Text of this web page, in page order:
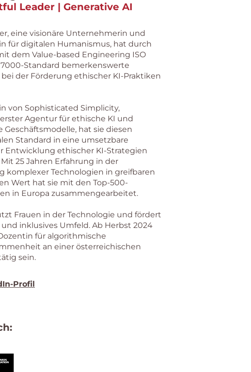
Leader | Generative AI
eine visionäre Unternehmerin und
für digitalen Humanismus, hat durch
dem Value-based Engineering ISO
7000-Standard bemerkenswerte
der Förderung ethischer KI-Praktiken
von Sophisticated Simplicity,
Agentur für ethische KI und
Geschäftsmodelle, hat sie diesen
Standard in eine umsetzbare
Entwicklung ethischer KI-Strategien
25 Jahren Erfahrung in der
komplexer Technologien in greifbaren
Wert hat sie mit den Top-500-
in Europa zusammengearbeitet.
Frauen in der Technologie und fördert
inklusives Umfeld. Ab Herbst 2024
für algorithmische
an einer österreichischen
sein.
Profil